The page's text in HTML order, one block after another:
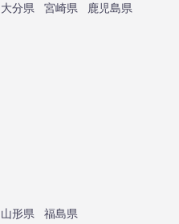
大分県 宮崎県
鹿児島県
山形県
福島県